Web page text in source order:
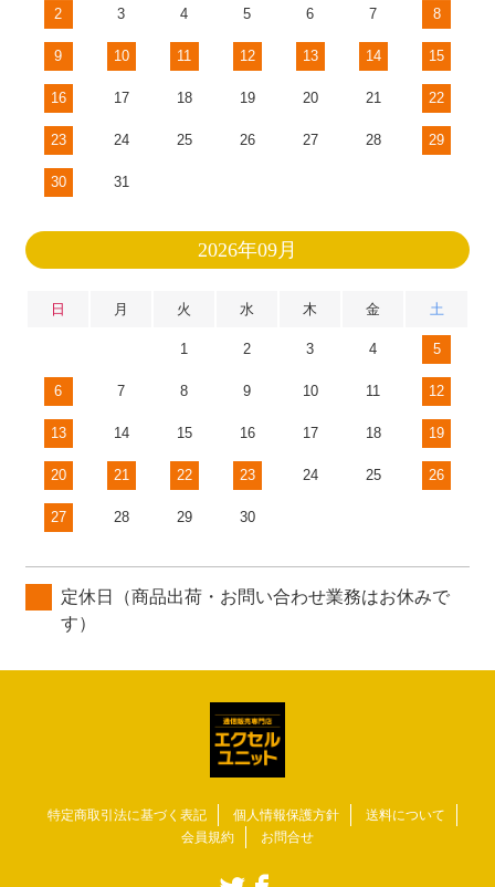
2 3 4 5 6 7 8
9 10 11 12 13 14 15
16 17 18 19 20 21 22
23 24 25 26 27 28 29
30 31
2026年09月
日 月 火 水 木 金 土
1 2 3 4 5
6 7 8 9 10 11 12
13 14 15 16 17 18 19
20 21 22 23 24 25 26
27 28 29 30
定休日（商品出荷・お問い合わせ業務はお休みで
す）
特定商取引法に基づく表記 個人情報保護方針
送料について
会員規約
お問合せ